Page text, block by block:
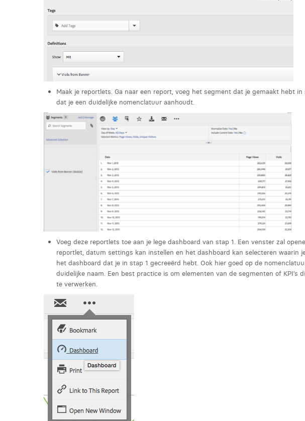
Maak je reportlets. Ga naar een report, voeg het segment dat je gemaakt hebt in
dat je een duidelijke nomenclatuur aanhoudt.
Voeg deze reportlets toe aan je lege dashboard van stap 1. Een venster zal
reportlet, datum settings kan instellen en het dashboard kan selecteren waarin
het dashboard dat je in stap 1 gecreeërd hebt. Ook hier goed op de
duidelijke naam. Een best practice is om elementen van de segmenten of
te verwerken.